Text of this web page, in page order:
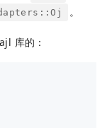
。
库的：